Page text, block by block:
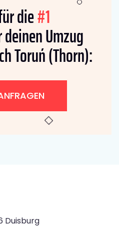
die#1
Umzug
Toruń (Thorn):
Duisburg